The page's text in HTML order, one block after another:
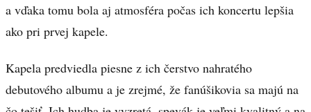
a vďaka tomu bola aj atmosféra počas ich koncertu lepšia
ako pri prvej kapele.
Kapela predviedla piesne z ich čerstvo nahratého
debutového albumu a je zrejmé, že fanúšikovia sa majú na